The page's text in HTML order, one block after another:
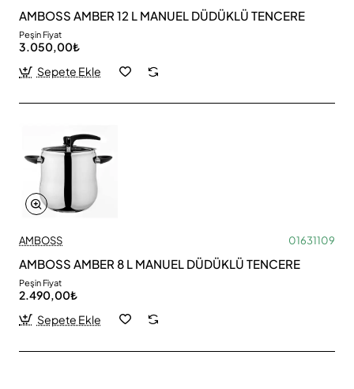
AMBOSS AMBER 12 L MANUEL DÜDÜKLÜ TENCERE
Peşin Fiyat
3.050,00₺
Sepete Ekle
AMBOSS 01631109
AMBOSS AMBER 8 L MANUEL DÜDÜKLÜ TENCERE
Peşin Fiyat
2.490,00₺
Sepete Ekle